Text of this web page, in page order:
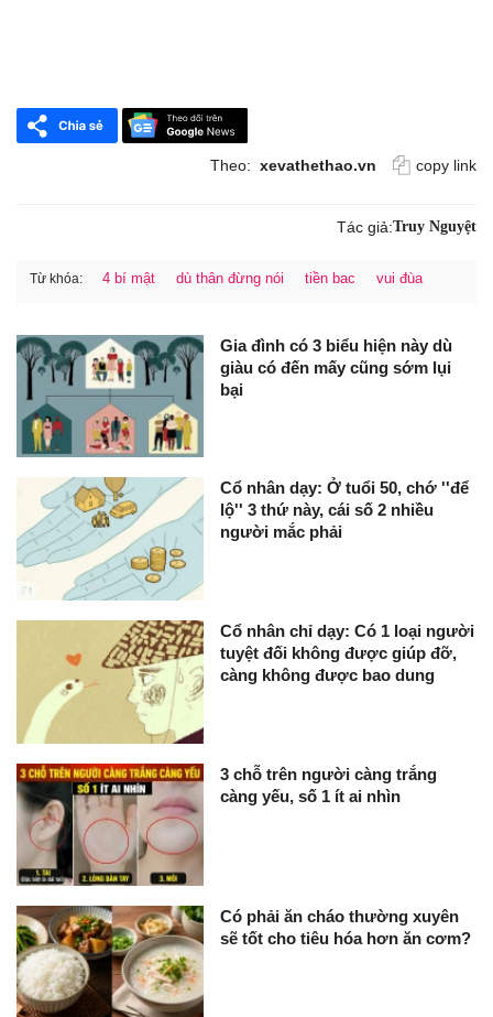
Theo: xevathethao.vn copy link
Tác giả:Truy Nguyệt
Từ khóa: 4 bí mật dù thân đừng nói tiền bac vui đùa
Gia đình có 3 biểu hiện này dù
giàu có đến mấy cũng sớm lụi
bại
Cổ nhân dạy: Ở tuổi 50, chớ ''để
lộ'' 3 thứ này, cái số 2 nhiều
người mắc phải
Cổ nhân chỉ dạy: Có 1 loại người
tuyệt đối không được giúp đỡ,
càng không được bao dung
3 chỗ trên người càng trắng
càng yếu, số 1 ít ai nhìn
Có phải ăn cháo thường xuyên
sẽ tốt cho tiêu hóa hơn ăn cơm?